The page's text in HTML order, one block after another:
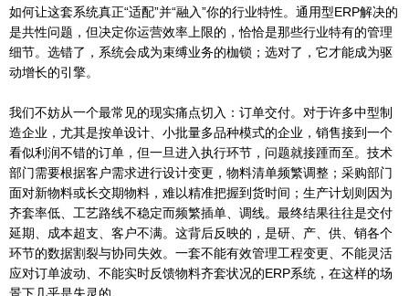
如何让这套系统真正“适配”并“融入”你的行业特性。通用型ERP解决的
是共性问题，但决定你运营效率上限的，恰恰是那些行业特有的管理
细节。选错了，系统会成为束缚业务的枷锁；选对了，它才能成为驱
动增长的引擎。
我们不妨从一个最常见的现实痛点切入：订单交付。对于许多中型制
造企业，尤其是按单设计、小批量多品种模式的企业，销售接到一个
看似利润不错的订单，但一旦进入执行环节，问题就接踵而至。技术
部门需要根据客户需求进行设计变更，物料清单频繁调整；采购部门
面对新物料或长交期物料，难以精准把握到货时间；生产计划则因为
齐套率低、工艺路线不稳定而频繁插单、调线。最终结果往往是交付
延期、成本超支、客户不满。这背后反映的，是研、产、供、销各个
环节的数据割裂与协同失效。一套不能有效管理工程变更、不能灵活
应对订单波动、不能实时反馈物料齐套状况的ERP系统，在这样的场